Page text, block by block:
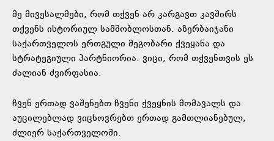
მე მივესალმები, რომ თქვენ არ კარგავთ კავშირს
თქვენს ისტორიულ სამშობლოსთან. აზერბაიჯანი
საქართველოს ერთგული მეგობარი ქვეყანა და
სტრატეგიული პარტნიორია. ვიცი, რომ თქვენთვის ეს
ძალიან ძვირფასია.
ჩვენ ერთად ვაშენებთ ჩვენი ქვეყნის მომავალს და
აუცილებლად ვიცხოვრებთ ერთად გამთლიანებულ,
ძლიერ საქართველოში.